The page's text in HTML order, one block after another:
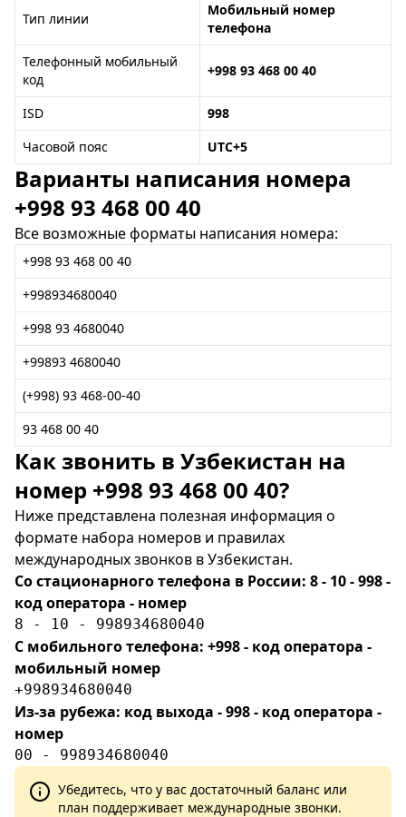
Тип линии
Мобильный номер
телефона
Телефонный мобильный
код
+998 93 468 00 40
ISD
998
Часовой пояс
UTC+5
Варианты написания номера
+998 93 468 00 40
Все возможные форматы написания номера:
+998 93 468 00 40
+998934680040
+998 93 4680040
+99893 4680040
(+998) 93 468-00-40
93 468 00 40
Как звонить в Узбекистан на
номер +998 93 468 00 40?
Ниже представлена полезная информация о
формате набора номеров и правилах
международных звонков в Узбекистан.
Со стационарного телефона в России: 8 - 10 - 998 -
код оператора - номер
8 - 10 - 998934680040
С мобильного телефона: +998 - код оператора -
мобильный номер
+998934680040
Из-за рубежа: код выхода - 998 - код оператора -
номер
00 - 998934680040
Убедитесь, что у вас достаточный баланс или
план поддерживает международные звонки.